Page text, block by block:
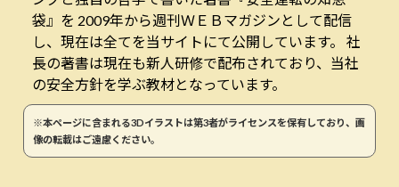
袋』を 2009年から週刊ＷＥＢマガジンとして配信
し、現在は全てを当サイトにて公開しています。 社
長の著書は現在も新人研修で配布されており、当社
の安全方針を学ぶ教材となっています。
※本ページに含まれる3Dイラストは第3者がライセンスを保有しており、画
像の転載はご遠慮ください。